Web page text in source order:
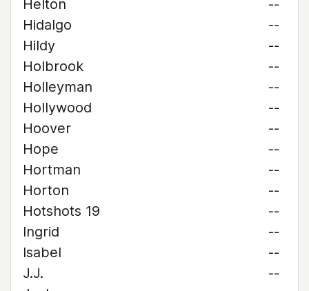
Helton
--
Hidalgo
--
Hildy
--
Holbrook
--
Holleyman
--
Hollywood
--
Hoover
--
Hope
--
Hortman
--
Horton
--
Hotshots 19
--
Ingrid
--
Isabel
--
J.J.
--